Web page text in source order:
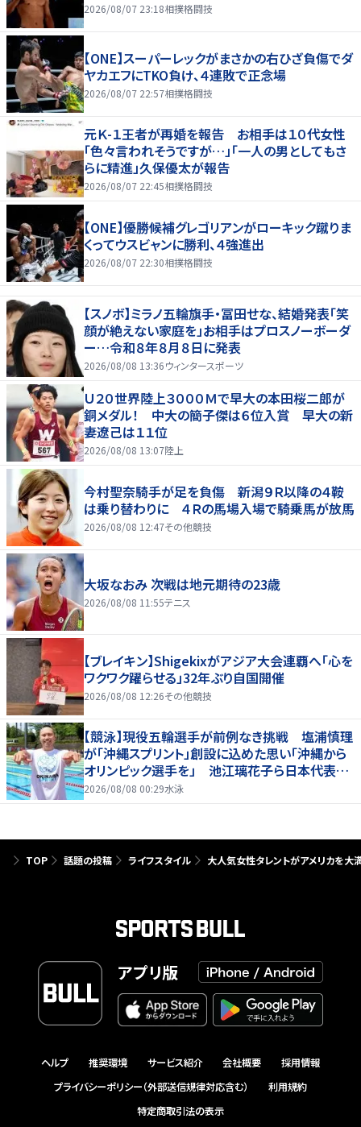
2026/08/07 23:18相撲格闘技
【ONE】スーパーレックがまさかの右ひざ負傷でダ
ヤカエフにTKO負け、４連敗で正念場
2026/08/07 22:57相撲格闘技
元Ｋ-１王者が再婚を報告 お相手は１０代女性
「色々言われそうですが…」「一人の男としてもさ
らに精進」久保優太が報告
2026/08/07 22:45相撲格闘技
【ONE】優勝候補グレゴリアンがローキック蹴りま
くってウスビャンに勝利、４強進出
2026/08/07 22:30相撲格闘技
【スノボ】ミラノ五輪旗手・冨田せな、結婚発表「笑
顔が絶えない家庭を」お相手はプロスノーボーダ
ー…令和８年８月８日に発表
2026/08/08 13:36ウィンタースポーツ
Ｕ２０世界陸上３０００Ｍで早大の本田桜二郎が
銅メダル！ 中大の簡子傑は６位入賞 早大の新
妻遼己は１１位
2026/08/08 13:07陸上
今村聖奈騎手が足を負傷 新潟９Ｒ以降の４鞍
は乗り替わりに ４Ｒの馬場入場で騎乗馬が放馬
2026/08/08 12:47その他競技
大坂なおみ 次戦は地元期待の23歳
2026/08/08 11:55テニス
【ブレイキン】Shigekixがアジア大会連覇へ「心を
ワクワク躍らせる」32年ぶり自国開催
2026/08/08 12:26その他競技
【競泳】現役五輪選手が前例なき挑戦 塩浦慎理
が「沖縄スプリント」創設に込めた思い「沖縄から
オリンピック選手を」 池江璃花子ら日本代表も
参戦
2026/08/08 00:29水泳
TOP 話題の投稿 ライフスタイル 大人気女性タレントがアメリカを
アプリ版
ヘルプ 推奨環境 サービス紹介 会社概要
採用情報
プライバシーポリシー（外部送信規律対応含む）
利用規約
特定商取引法の表示